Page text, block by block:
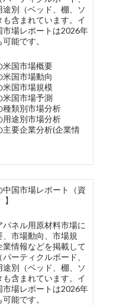
別（ベッド、棚、ソ
含まれています。イ
市場レポートは2026年
能です。
米国市場概要
米国市場動向
米国市場規模
米国市場予測
種類別市場分析
用途別市場分析
主要企業分析(企業情
中国市場レポート（資
ネル用原材料市場に
市場動向、市場規
情報などを掲載して
ーティクルボード、
別（ベッド、棚、ソ
含まれています。イ
市場レポートは2026年
能です。